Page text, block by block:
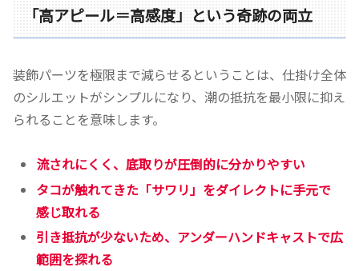
「高アピール＝高感度」という奇跡の両立
装飾パーツを極限まで減らせるということは、仕掛け全体
のシルエットがシンプルになり、潮の抵抗を最小限に抑え
られることを意味します。
流されにくく、底取りが圧倒的に分かりやすい
タコが触れてきた「サワリ」をダイレクトに手元で
感じ取れる
引き抵抗が少ないため、アンダーハンドキャストで広
範囲を探れる